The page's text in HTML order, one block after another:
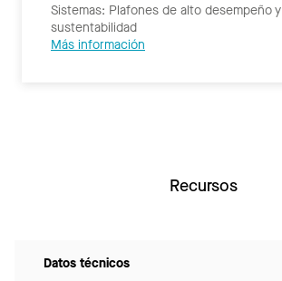
Sistemas: Plafones de alto desempeño y
sustentabilidad
Más información
Recursos
Datos técnicos